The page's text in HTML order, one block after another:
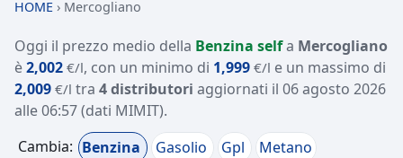
HOME › Mercogliano
Oggi il prezzo medio della Benzina selfa Mercogliano
è2,002 €/l, con un minimo di 1,999 €/l e un massimo di
2,009 €/l tra 4 distributori aggiornati il 06 agosto 2026
alle 06:57(dati MIMIT).
Cambia: Benzina Gasolio Gpl
Metano